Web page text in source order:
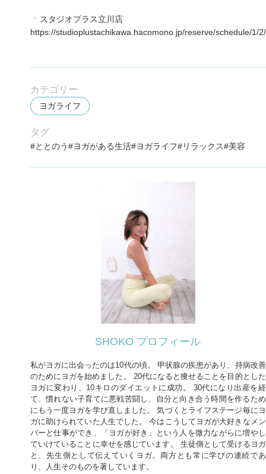
スタジオプラス立川店
https://studioplustachikawa.hacomono.jp/reserve/schedule/1/2/
カテゴリー
ヨガライフ
タグ
ととのう ヨガがある生活 ヨガライフ リラックス 美容
SHOKO プロフィール
私がヨガに出会ったのは10代の頃。 甲状腺の疾患があり、持病改善
のためにヨガを始めました。 20代になると痩せることを目的とした
ヨガに変わり、10キロのダイエットに成功。 30代になり出産を経
て、慣れない子育てに悪戦苦闘し、自分と向き合う時間を作るため
にもう一度ヨガを学び直しました。 気づくとライフステージ毎にヨ
ガに助けられていた人生でした。 今はこうしてヨガが大好きなメン
バーと仕事ができ、「ヨガが好き」という人を微力ながらに増やし
ていけていることに幸せを感じています。 生徒側として受けるヨガ
と、先生側として伝えていくヨガ。両方とも常に学びの連続であ
り、人生そのものを著しています。